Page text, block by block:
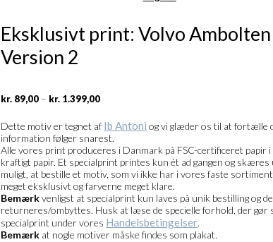
Eksklusivt print: Volvo Ambolten
Version 2
kr. 89,00 – kr. 1.399,00Prisinterval:
kr. 89,00
kr. 1.399,00
Dette motiv er tegnet af Ib Antoni og vi glæder os til at fortælle
information følger snarest.
Alle vores print produceres i Danmark på FSC-certificeret papir i
kraftigt papir. Et specialprint printes kun ét ad gangen og skæres
muligt, at bestille et motiv, som vi ikke har i vores faste
meget eksklusivt og farverne meget klare.
Bemærkvenligst at specialprint kun laves på unik bestilling og
returneres/ombyttes. Husk at læse de specielle forhold, der gør
specialprint under vores Handelsbetingelser.
Bemærk at nogle motiver måske findes som plakat.